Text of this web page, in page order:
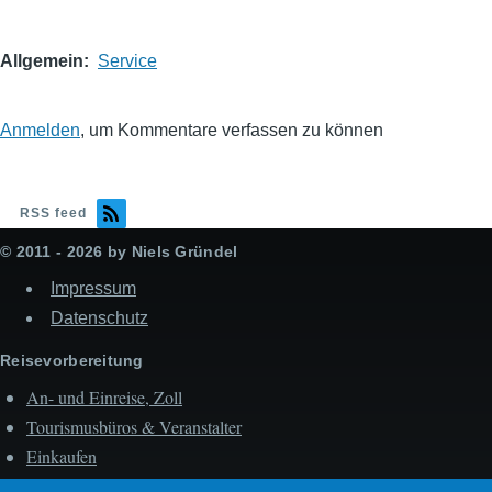
Allgemein Service
Anmelden, um Kommentare verfassen zu können
RSS feed
© 2011 - 2026 by Niels Gründel
Impressum
Datenschutz
Reisevorbereitung
An- und Einreise, Zoll
Tourismusbüros & Veranstalter
Einkaufen
Fortbewegen